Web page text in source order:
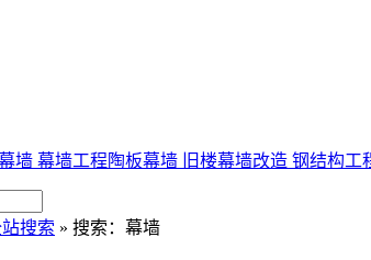
墙 幕墙工程陶板幕墙 旧楼幕墙改造 钢结构工
搜索 » 搜索：幕墙